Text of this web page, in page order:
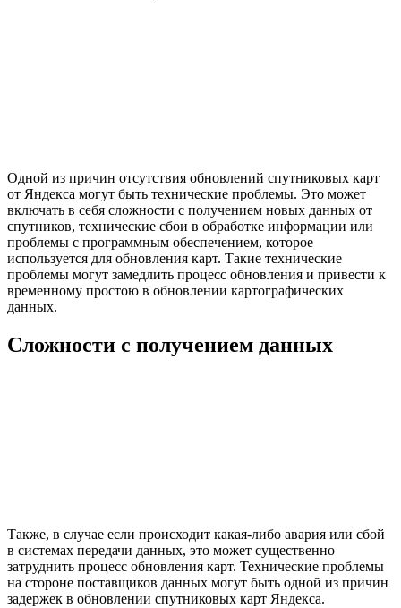
Одной из причин отсутствия обновлений спутниковых карт
от Яндекса могут быть технические проблемы. Это может
включать в себя сложности с получением новых данных от
спутников, технические сбои в обработке информации или
проблемы с программным обеспечением, которое
используется для обновления карт. Такие технические
проблемы могут замедлить процесс обновления и привести к
временному простою в обновлении картографических
данных.
Сложности с получением данных
Также, в случае если происходит какая-либо авария или сбой
в системах передачи данных, это может существенно
затруднить процесс обновления карт. Технические проблемы
на стороне поставщиков данных могут быть одной из причин
задержек в обновлении спутниковых карт Яндекса.